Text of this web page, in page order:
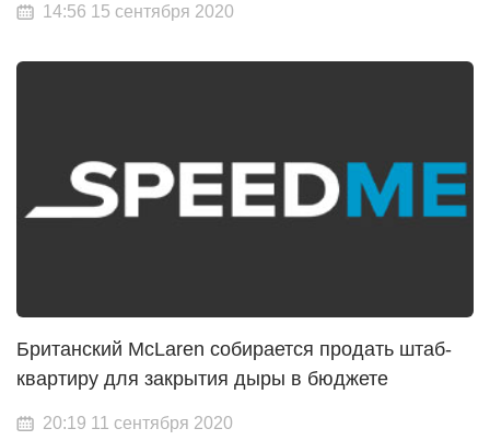
14:56 15 сентября 2020
Британский McLaren собирается продать штаб-
квартиру для закрытия дыры в бюджете
20:19 11 сентября 2020